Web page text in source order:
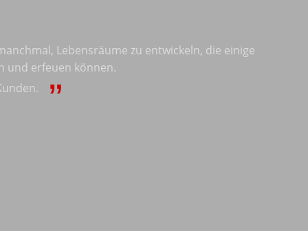
Lebensräume zu entwickeln, die einige
und erfeuen können.